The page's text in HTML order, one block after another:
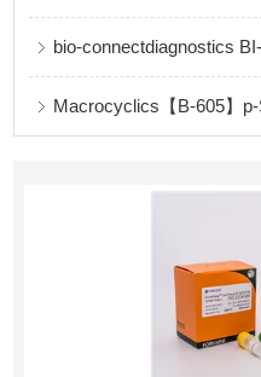
bio-connectdiagnostics
Macrocyclics【B-605】